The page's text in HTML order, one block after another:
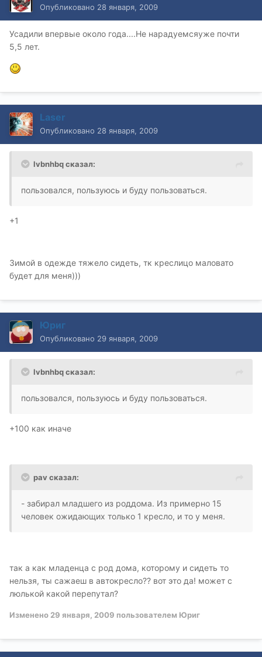
Опубликовано 28 января, 2009
Усадили впервые около года....Не нарадуемсяуже почти
5,5 лет.
Laser
Опубликовано 28 января, 2009
lvbnhbq сказал:
пользовался, пользуюсь и буду пользоваться.
+1
Зимой в одежде тяжело сидеть, тк креслицо маловато
будет для меня)))
Юриг
Опубликовано 29 января, 2009
lvbnhbq сказал:
пользовался, пользуюсь и буду пользоваться.
+100 как иначе
pav сказал:
- забирал младшего из роддома. Из примерно 15
человек ожидающих только 1 кресло, и то у меня.
так а как младенца с род дома, которому и сидеть то
нельзя, ты сажаеш в автокресло?? вот это да! может с
люлькой какой перепутал?
Изменено 29 января, 2009 пользователем Юриг